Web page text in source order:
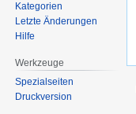
Kategorien
Letzte Änderungen
Hilfe
Werkzeuge
Spezialseiten
Druckversion